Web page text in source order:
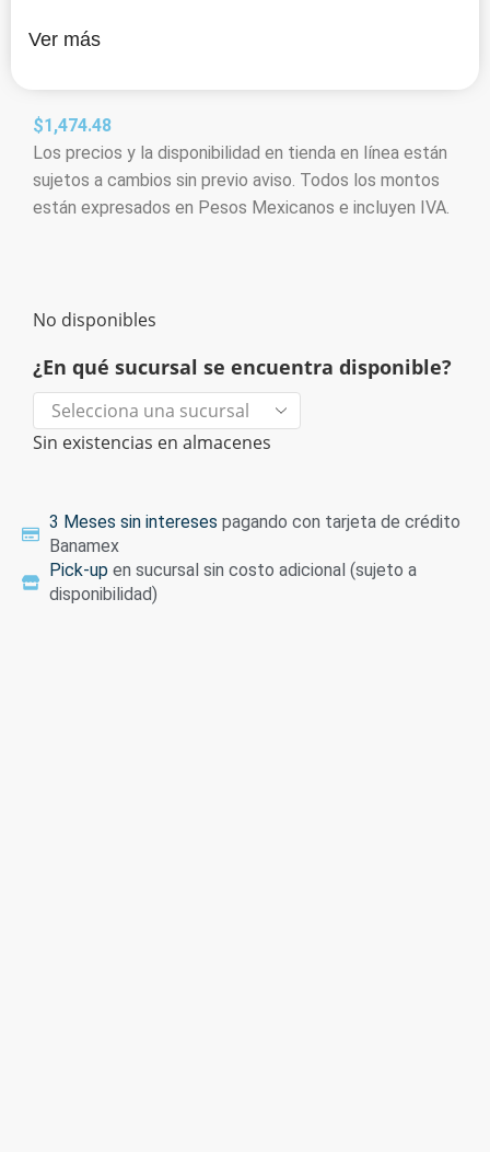
Ver más
$1,474.48
Los precios y la disponibilidad en tienda en línea están
sujetos a cambios sin previo aviso. Todos los montos
están expresados en Pesos Mexicanos e incluyen IVA.
No disponibles
¿En qué sucursal se encuentra disponible?
Sin existencias en almacenes
3 Meses sin intereses pagando con tarjeta de crédito
Banamex
Pick-up en sucursal sin costo adicional (sujeto a
disponibilidad)